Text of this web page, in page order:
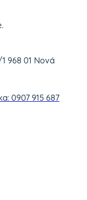
968 01 Nová
0907 915 687